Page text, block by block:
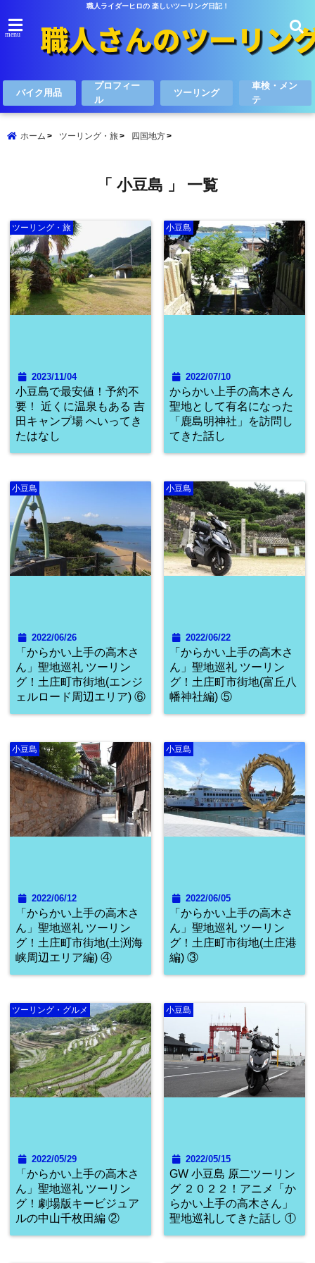
職人ライダーヒロの 楽しいツーリング日記！
menu
バイク用品
プロフィー
ル
ツーリング
車検・メン
テ
ホーム ツーリング・旅 四国地方
「 小豆島 」 一覧
ツーリング・旅
2023/11/04
小豆島で最安値！予約不
要！ 近くに温泉もある 吉
田キャンプ場 へいってき
たはなし
小豆島
2022/07/10
からかい上手の高木さん
聖地として有名になった
「鹿島明神社」を訪問し
てきた話し
小豆島
2022/06/26
「からかい上手の高木さ
ん」聖地巡礼 ツーリン
グ！土庄町市街地(エンジ
ェルロード周辺エリア) ⑥
小豆島
2022/06/22
「からかい上手の高木さ
ん」聖地巡礼 ツーリン
グ！土庄町市街地(富丘八
幡神社編) ⑤
小豆島
2022/06/12
「からかい上手の高木さ
ん」聖地巡礼 ツーリン
グ！土庄町市街地(土渕海
峡周辺エリア編) ④
小豆島
2022/06/05
「からかい上手の高木さ
ん」聖地巡礼 ツーリン
グ！土庄町市街地(土庄港
編) ③
ツーリング・グルメ
2022/05/29
「からかい上手の高木さ
ん」聖地巡礼 ツーリン
グ！劇場版キービジュア
ルの中山千枚田編 ②
小豆島
2022/05/15
GW 小豆島 原二ツーリン
グ ２０２２！アニメ「か
らかい上手の高木さん」
聖地巡礼してきた話し ①